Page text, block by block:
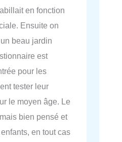
en fonction
Ensuite on
beau jardin
est
pour les
tester leur
le moyen âge. Le
bien pensé et
en tout cas